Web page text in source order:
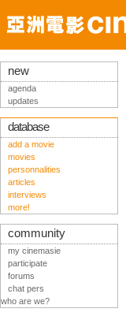
new
agenda
updates
database
add a movie
movies
personnalities
articles
interviews
more!
community
my cinemasie
participate
forums
chat pers
who are we?